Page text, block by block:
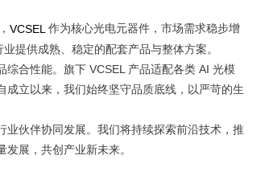
VCSEL作为核心光电元器件，市场需求稳步增
提供成熟、稳定的配套产品与整体方案。
合性能。旗下 VCSEL 产品适配各类 AI 光模
立以来，我们始终坚守品质底线，以严苛的生
伙伴协同发展。我们将持续探索前沿技术，推
展，共创产业新未来。